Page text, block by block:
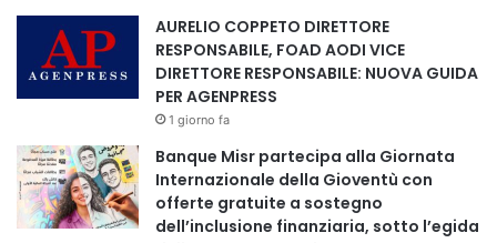
dell’alchimia nell’Ottocento inglese; Perenelle Flamel, ricca
benefattrice, collaboratrice e moglie dell’alchimista Nicolas
Flamel; Marie Meurdrac, chimica autodidatta e pioniera
della divulgazione scientifica femminile; Anne Marie
Ziegler, alchimista di corte nella Germania riformata
condannata al rogo nel 1575 per le sue teorie ritenute
scellerate e tracotanti; Sophie Brahe, figura ponte tra
cultura cortigiana e laboratorio.
AURELIO COPPETO DIRETTORE
RESPONSABILE, FOAD AODI VICE
DIRETTORE RESPONSABILE: NUOVA GUIDA
PER AGENPRESS
1 giorno fa
Banque Misr partecipa alla Giornata
Internazionale della Gioventù con
offerte gratuite a sostegno
dell’inclusione finanziaria, sotto l’egida